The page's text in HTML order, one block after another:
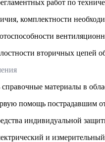
работ по
комплектности
вторичных цепей
справочные материалы в
помощь пострадавшим от
индивидуальной
и